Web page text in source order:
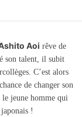
Aoi rêve de
son talent, il subit
C’est alors
de changer son
jeune homme qui
!